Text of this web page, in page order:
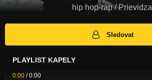
hip hop-rap / Prievidza
Sledovat
PLAYLIST KAPELY
0:00 /0:00